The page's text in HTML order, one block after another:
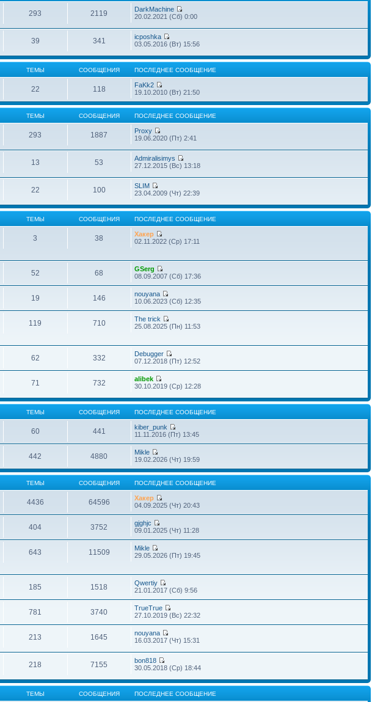
293 2119
DarkMachine
20.02.2021 (Сб) 0:00
39 341
icposhka
03.05.2016 (Вт) 15:56
ТЕМЫ СООБЩЕНИЯ ПОСЛЕДНЕЕ СООБЩЕНИЕ
22 118
FaKk2
19.10.2010 (Вт) 21:50
ТЕМЫ СООБЩЕНИЯ ПОСЛЕДНЕЕ СООБЩЕНИЕ
293 1887
Proxy
19.06.2020 (Пт) 2:41
13 53
Admiralisimys
27.12.2015 (Вс) 13:18
22 100
SLIM
23.04.2009 (Чт) 22:39
ТЕМЫ СООБЩЕНИЯ ПОСЛЕДНЕЕ СООБЩЕНИЕ
3 38
Хакер
02.11.2022 (Ср) 17:11
52 68
GSerg
08.09.2007 (Сб) 17:36
19 146
nouyana
10.06.2023 (Сб) 12:35
119 710
The trick
25.08.2025 (Пн) 11:53
62 332
Debugger
07.12.2018 (Пт) 12:52
71 732
alibek
30.10.2019 (Ср) 12:28
ТЕМЫ СООБЩЕНИЯ ПОСЛЕДНЕЕ СООБЩЕНИЕ
60 441
kiber_punk
11.11.2016 (Пт) 13:45
442 4880
Mikle
19.02.2026 (Чт) 19:59
ТЕМЫ СООБЩЕНИЯ ПОСЛЕДНЕЕ СООБЩЕНИЕ
4436 64596
Хакер
04.09.2025 (Чт) 20:43
404 3752
gjghjc
09.01.2025 (Чт) 11:28
643 11509
Mikle
29.05.2026 (Пт) 19:45
185 1518
Qwertiy
21.01.2017 (Сб) 9:56
781 3740
TrueTrue
27.10.2019 (Вс) 22:32
213 1645
nouyana
16.03.2017 (Чт) 15:31
218 7155
bon818
30.05.2018 (Ср) 18:44
ТЕМЫ СООБЩЕНИЯ ПОСЛЕДНЕЕ СООБЩЕНИЕ